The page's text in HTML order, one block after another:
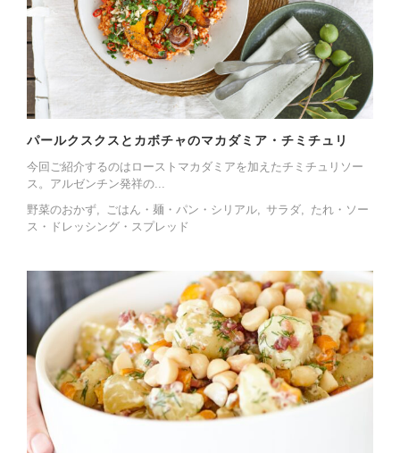
パールクスクスとカボチャのマカダミア・チミチュリ
今回ご紹介するのはローストマカダミアを加えたチミチュリソー
ス。アルゼンチン発祥の...
野菜のおかず
ごはん・麺・パン・シリアル サラダ
たれ・ソー
ス・ドレッシング・スプレッド